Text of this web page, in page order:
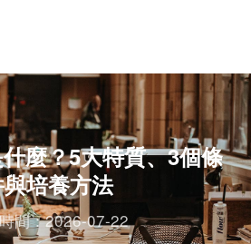
麼？5大特質、3個條
培養方法
間：2026-07-22